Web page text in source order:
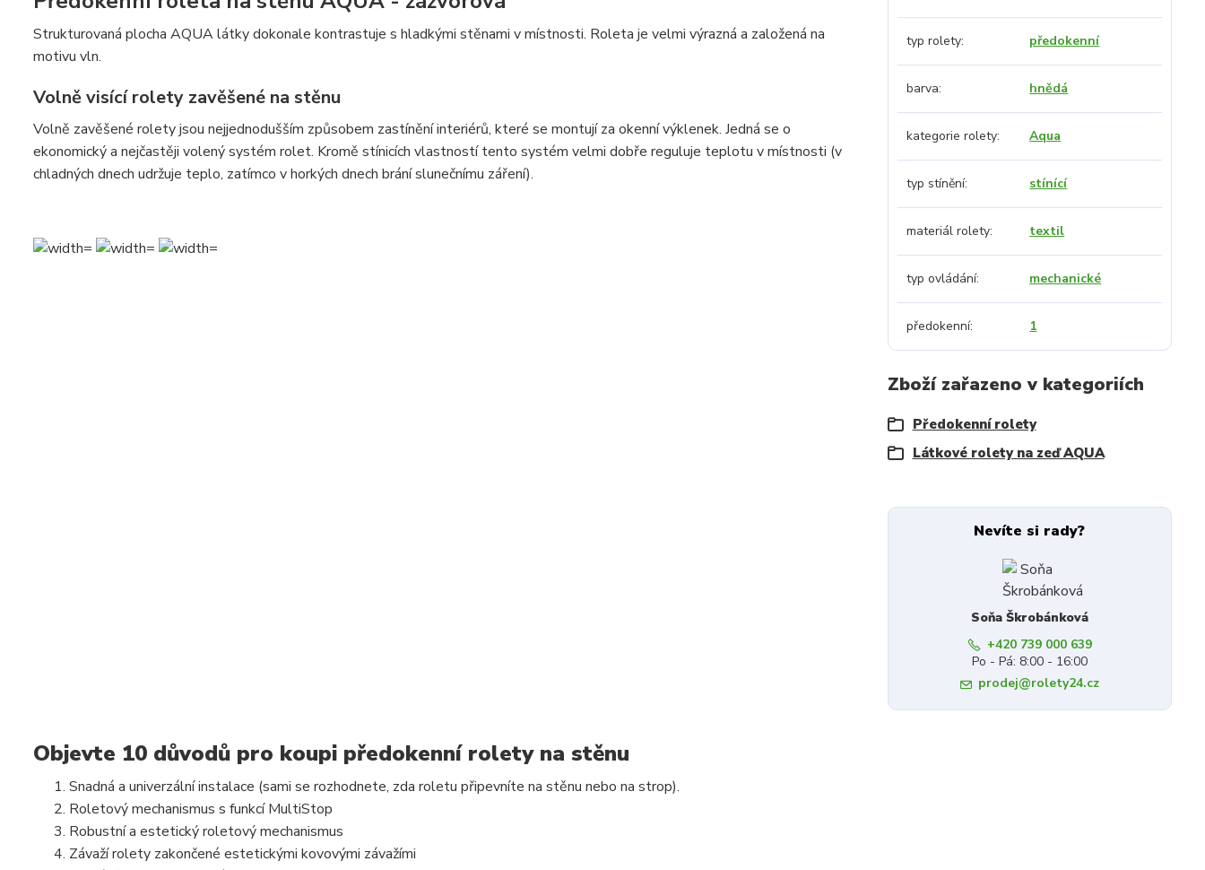
Strukturovaná plocha AQUA látky dokonale kontrastuje s hladkými stěnami v místnosti. Roleta je velmi výrazná a založená na
motivu vln.
Volně visící rolety zavěšené na stěnu
Volně zavěšené rolety jsou nejjednodušším způsobem zastínění interiérů, které se montují za okenní výklenek. Jedná se o
ekonomický a nejčastěji volený systém rolet. Kromě stínicích vlastností tento systém velmi dobře reguluje teplotu v místnosti (v
chladných dnech udržuje teplo, zatímco v horkých dnech brání slunečnímu záření).
Objevte 10 důvodů pro koupi předokenní rolety na stěnu
Snadná a univerzální instalace (sami se rozhodnete, zda roletu připevníte na stěnu nebo na strop).
Roletový mechanismus s funkcí MultiStop
Robustní a estetický roletový mechanismus
Závaží rolety zakončené estetickými kovovými závažími
typ rolety předokenní
barva hnědá
kategorie rolety Aqua
typ stínění stínící
materiál rolety textil
typ ovládání mechanické
předokenní 1
Zboží zařazeno v kategoriích
Předokenní rolety
Látkové rolety na zeď AQUA
Nevíte si rady?
Soňa Škrobánková
+420 739 000 639
Po - Pá: 8:00 - 16:00
prodej@rolety24.cz